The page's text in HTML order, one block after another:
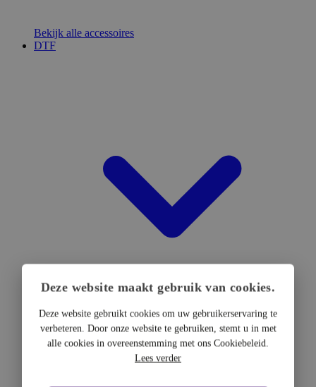
Bekijk alle accessoires
DTF
DTF Hardware
DTF Printers
Deze website maakt gebruik van cookies.
Deze website gebruikt cookies om uw gebruikerservaring te
verbeteren. Door onze website te gebruiken, stemt u in met
alle cookies in overeenstemming met ons Cookiebeleid.
Lees verder